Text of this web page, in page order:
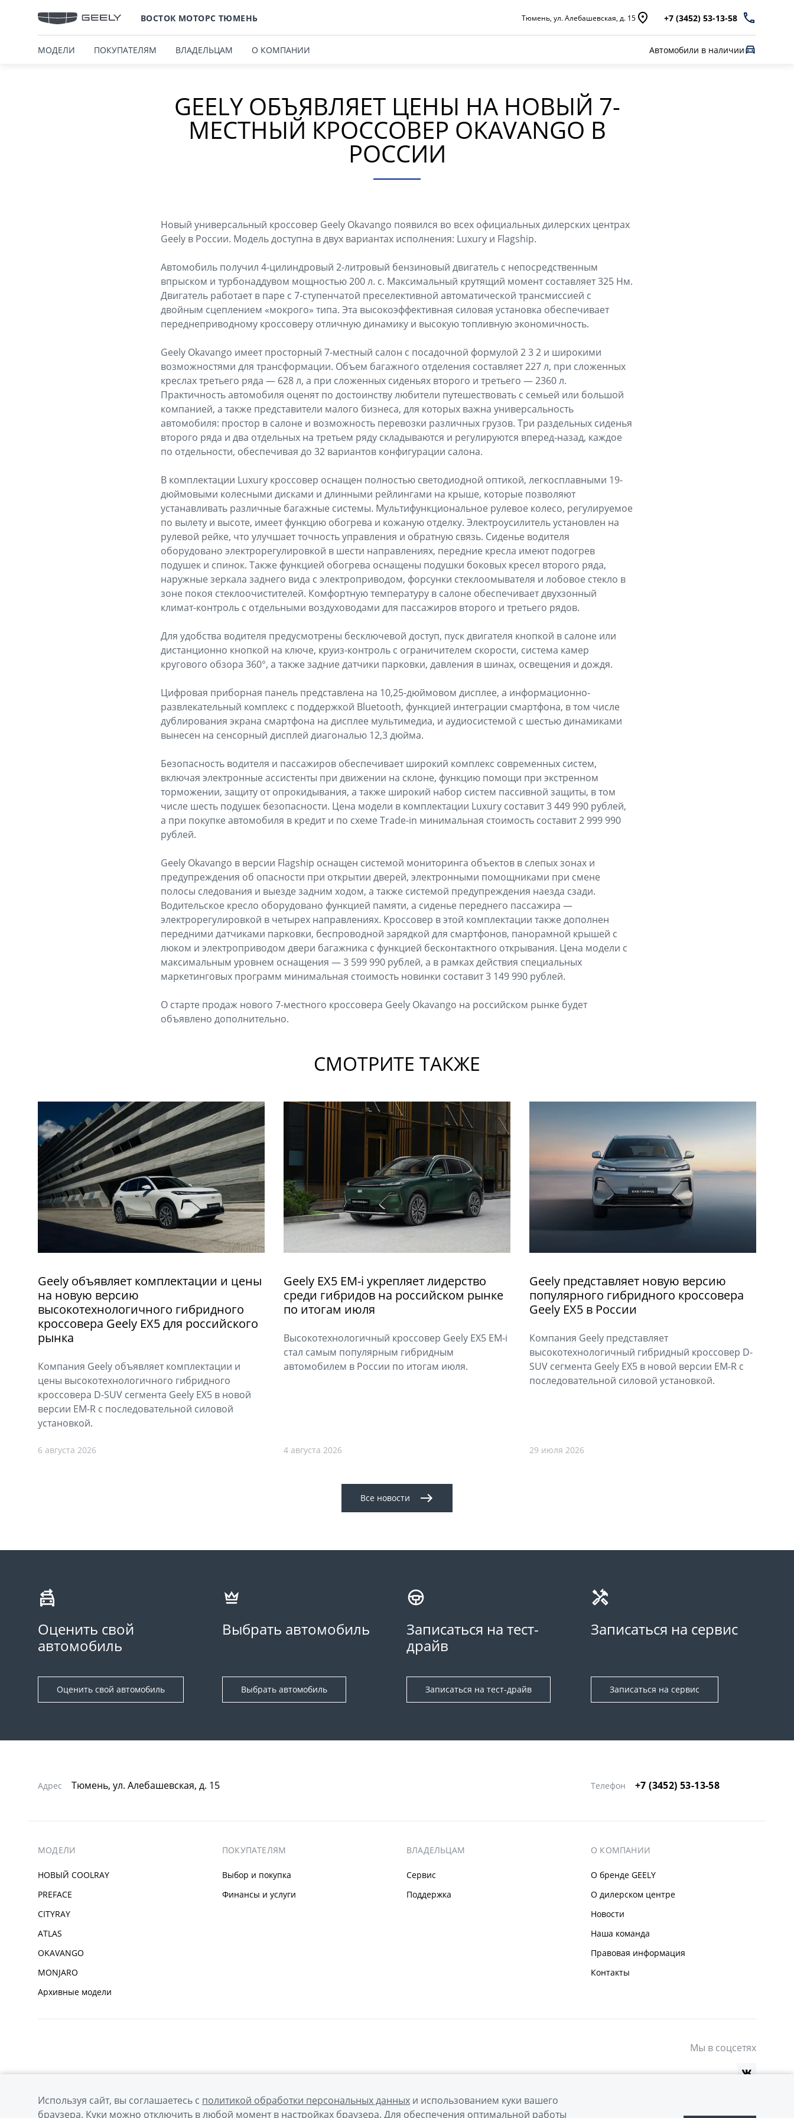
ВОСТОК МОТОРС ТЮМЕНЬ Тюмень, ул. Алебашевская, д. 15 +7 (3452) 53-13-58
МОДЕЛИ ПОКУПАТЕЛЯМ ВЛАДЕЛЬЦАМ О КОМПАНИИ Автомобили в наличии
GEELY ОБЪЯВЛЯЕТ ЦЕНЫ НА НОВЫЙ 7-
МЕСТНЫЙ КРОССОВЕР OKAVANGO В
РОССИИ
Новый универсальный кроссовер Geely Okavango появился во всех официальных дилерских центрах
Geely в России. Модель доступна в двух вариантах исполнения: Luxury и Flagship.
Автомобиль получил 4-цилиндровый 2-литровый бензиновый двигатель с непосредственным
впрыском и турбонаддувом мощностью 200 л. с. Максимальный крутящий момент составляет 325 Нм.
Двигатель работает в паре с 7-ступенчатой преселективной автоматической трансмиссией с
двойным сцеплением «мокрого» типа. Эта высокоэффективная силовая установка обеспечивает
переднеприводному кроссоверу отличную динамику и высокую топливную экономичность.
Geely Okavango имеет просторный 7-местный салон с посадочной формулой 2 3 2 и широкими
возможностями для трансформации. Объем багажного отделения составляет 227 л, при сложенных
креслах третьего ряда — 628 л, а при сложенных сиденьях второго и третьего — 2360 л.
Практичность автомобиля оценят по достоинству любители путешествовать с семьей или большой
компанией, а также представители малого бизнеса, для которых важна универсальность
автомобиля: простор в салоне и возможность перевозки различных грузов. Три раздельных сиденья
второго ряда и два отдельных на третьем ряду складываются и регулируются вперед-назад, каждое
по отдельности, обеспечивая до 32 вариантов конфигурации салона.
В комплектации Luxury кроссовер оснащен полностью светодиодной оптикой, легкосплавными 19-
дюймовыми колесными дисками и длинными рейлингами на крыше, которые позволяют
устанавливать различные багажные системы. Мультифункциональное рулевое колесо, регулируемое
по вылету и высоте, имеет функцию обогрева и кожаную отделку. Электроусилитель установлен на
рулевой рейке, что улучшает точность управления и обратную связь. Сиденье водителя
оборудовано электрорегулировкой в шести направлениях, передние кресла имеют подогрев
подушек и спинок. Также функцией обогрева оснащены подушки боковых кресел второго ряда,
наружные зеркала заднего вида с электроприводом, форсунки стеклоомывателя и лобовое стекло в
зоне покоя стеклоочистителей. Комфортную температуру в салоне обеспечивает двухзонный
климат-контроль с отдельными воздуховодами для пассажиров второго и третьего рядов.
Для удобства водителя предусмотрены бесключевой доступ, пуск двигателя кнопкой в салоне или
дистанционно кнопкой на ключе, круиз-контроль с ограничителем скорости, система камер
кругового обзора 360°, а также задние датчики парковки, давления в шинах, освещения и дождя.
Цифровая приборная панель представлена на 10,25-дюймовом дисплее, а информационно-
развлекательный комплекс с поддержкой Bluetooth, функцией интеграции смартфона, в том числе
дублирования экрана смартфона на дисплее мультимедиа, и аудиосистемой с шестью динамиками
вынесен на сенсорный дисплей диагональю 12,3 дюйма.
Безопасность водителя и пассажиров обеспечивает широкий комплекс современных систем,
включая электронные ассистенты при движении на склоне, функцию помощи при экстренном
торможении, защиту от опрокидывания, а также широкий набор систем пассивной защиты, в том
числе шесть подушек безопасности. Цена модели в комплектации Luxury составит 3 449 990 рублей,
а при покупке автомобиля в кредит и по схеме Trade-in минимальная стоимость составит 2 999 990
рублей.
Geely Okavango в версии Flagship оснащен системой мониторинга объектов в слепых зонах и
предупреждения об опасности при открытии дверей, электронными помощниками при смене
полосы следования и выезде задним ходом, а также системой предупреждения наезда сзади.
Водительское кресло оборудовано функцией памяти, а сиденье переднего пассажира —
электрорегулировкой в четырех направлениях. Кроссовер в этой комплектации также дополнен
передними датчиками парковки, беспроводной зарядкой для смартфонов, панорамной крышей с
люком и электроприводом двери багажника с функцией бесконтактного открывания. Цена модели с
максимальным уровнем оснащения — 3 599 990 рублей, а в рамках действия специальных
маркетинговых программ минимальная стоимость новинки составит 3 149 990 рублей.
О старте продаж нового 7-местного кроссовера Geely Okavango на российском рынке будет
объявлено дополнительно.
СМОТРИТЕ ТАКЖЕ
Geely объявляет комплектации и цены
на новую версию
высокотехнологичного гибридного
кроссовера Geely EX5 для российского
рынка
Компания Geely объявляет комплектации и
цены высокотехнологичного гибридного
кроссовера D-SUV сегмента Geely EX5 в новой
версии EM-R с последовательной силовой
установкой.
6 августа 2026
Geely EX5 EM-i укрепляет лидерство
среди гибридов на российском рынке
по итогам июля
Высокотехнологичный кроссовер Geely EX5 EM-i
стал самым популярным гибридным
автомобилем в России по итогам июля.
4 августа 2026
Geely представляет новую версию
популярного гибридного кроссовера
Geely EX5 в России
Компания Geely представляет
высокотехнологичный гибридный кроссовер D-
SUV сегмента Geely EX5 в новой версии EM-R с
последовательной силовой установкой.
29 июля 2026
Все новости
Оценить свой
автомобиль
Оценить свой автомобиль
Выбрать автомобиль
Выбрать автомобиль
Записаться на тест-
драйв
Записаться на тест-драйв
Записаться на сервис
Записаться на сервис
Адрес Тюмень, ул. Алебашевская, д. 15 Телефон +7 (3452) 53-13-58
МОДЕЛИ
НОВЫЙ COOLRAY
PREFACE
CITYRAY
ATLAS
OKAVANGO
MONJARO
Архивные модели
ПОКУПАТЕЛЯМ
Выбор и покупка
Финансы и услуги
ВЛАДЕЛЬЦАМ
Сервис
Поддержка
О КОМПАНИИ
О бренде GEELY
О дилерском центре
Новости
Наша команда
Правовая информация
Контакты
Мы в соцсетях
Используя сайт, вы соглашаетесь с политикой обработки персональных данных и использованием куки вашего
браузера. Куки можно отключить в любой момент в настройках браузера. Для обеспечения оптимальной работы